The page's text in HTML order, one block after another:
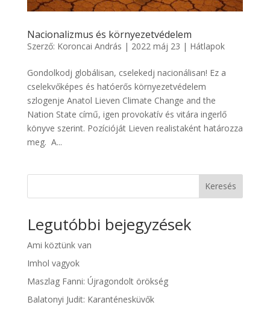
Nacionalizmus és környezetvédelem
Szerző: Koroncai András | 2022 máj 23 | Hátlapok
Gondolkodj globálisan, cselekedj nacionálisan! Ez a
cselekvőképes és hatóerős környezetvédelem
szlogenje Anatol Lieven Climate Change and the
Nation State című, igen provokatív és vitára ingerlő
könyve szerint. Pozícióját Lieven realistaként határozza
meg. A...
Keresés
Legutóbbi bejegyzések
Ami köztünk van
Imhol vagyok
Maszlag Fanni: Újragondolt örökség
Balatonyi Judit: Karanténesküvők